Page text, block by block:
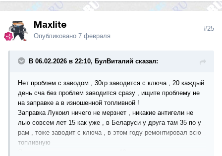
Maxlite
Опубликовано 7 февраля
#25
В 06.02.2026 в 22:10, БулВиталий сказал:
Нет проблем с заводом , 30гр заводится с ключа , 20 каждый
день сча без проблем заводится сразу , ищите проблему не
на заправке а в изношенной топливной !
Заправка Лукоил ничего не мерзнет , никакие антигели не
лью совсем лет 15 как уже , в Беларуси у друга там 35 по у
рам , тоже заводит с ключа , в этом году ремонтировал всю
топливную